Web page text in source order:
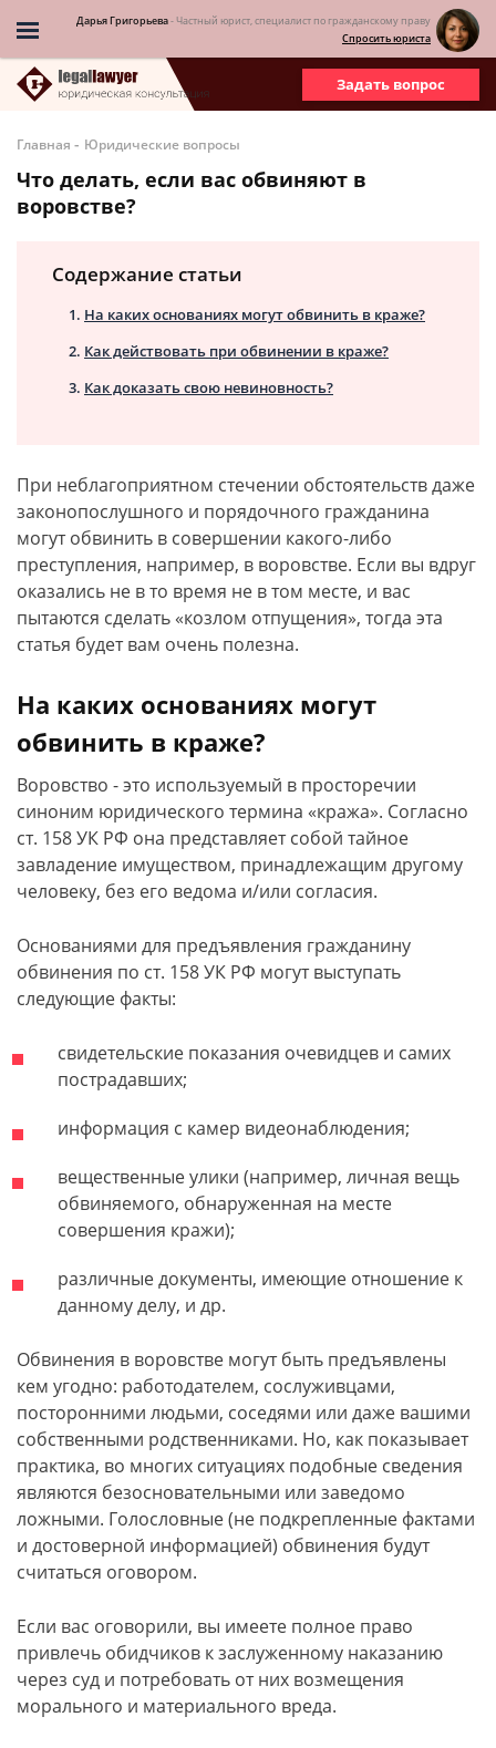
Дарья Григорьева- Частный юрист, специалист по гражданскому праву
Спросить юриста
Задать вопрос
Главная - Юридические вопросы
Что делать, если вас обвиняют в
воровстве?
Содержание статьи
На каких основаниях могут обвинить в краже?
Как действовать при обвинении в краже?
Как доказать свою невиновность?
При неблагоприятном стечении обстоятельств даже
законопослушного и порядочного гражданина
могут обвинить в совершении какого-либо
преступления, например, в воровстве. Если вы вдруг
оказались не в то время не в том месте, и вас
пытаются сделать «козлом отпущения», тогда эта
статья будет вам очень полезна.
На каких основаниях могут
обвинить в краже?
Воровство - это используемый в просторечии
синоним юридического термина «кража». Согласно
ст. 158 УК РФ она представляет собой тайное
завладение имуществом, принадлежащим другому
человеку, без его ведома и/или согласия.
Основаниями для предъявления гражданину
обвинения по ст. 158 УК РФ могут выступать
следующие факты:
свидетельские показания очевидцев и самих
пострадавших;
информация с камер видеонаблюдения;
вещественные улики (например, личная вещь
обвиняемого, обнаруженная на месте
совершения кражи);
различные документы, имеющие отношение к
данному делу, и др.
Обвинения в воровстве могут быть предъявлены
кем угодно: работодателем, сослуживцами,
посторонними людьми, соседями или даже вашими
собственными родственниками. Но, как показывает
практика, во многих ситуациях подобные сведения
являются безосновательными или заведомо
ложными. Голословные (не подкрепленные фактами
и достоверной информацией) обвинения будут
считаться оговором.
Если вас оговорили, вы имеете полное право
привлечь обидчиков к заслуженному наказанию
через суд и потребовать от них возмещения
морального и материального вреда.